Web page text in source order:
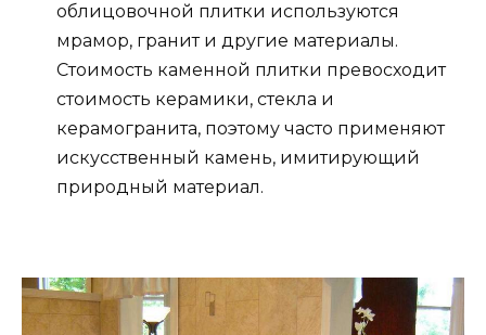
облицовочной плитки используются
мрамор, гранит и другие материалы.
Стоимость каменной плитки превосходит
стоимость керамики, стекла и
керамогранита, поэтому часто применяют
искусственный камень, имитирующий
природный материал.